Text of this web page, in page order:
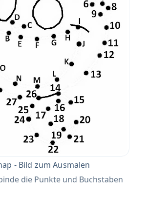
- Bild zum Ausmalen
die Punkte und Buchstaben